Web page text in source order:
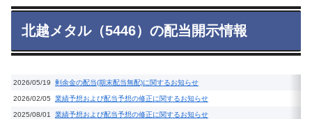
北越メタル（5446）の配当開示情報
2026/05/19 剰余金の配当(期末配当無配)に関するお知らせ
2026/02/05 業績予想および配当予想の修正に関するお知らせ
2025/08/01 業績予想および配当予想の修正に関するお知らせ